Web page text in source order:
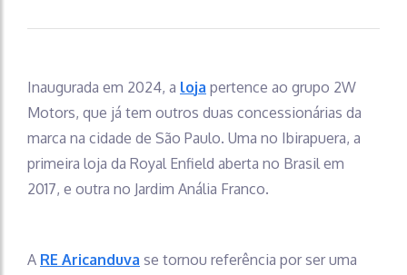
Inaugurada em 2024, a loja pertence ao grupo 2W
Motors, que já tem outros duas concessionárias da
marca na cidade de São Paulo. Uma no Ibirapuera, a
primeira loja da Royal Enfield aberta no Brasil em
2017, e outra no Jardim Anália Franco.
A RE Aricanduva se tornou referência por ser uma